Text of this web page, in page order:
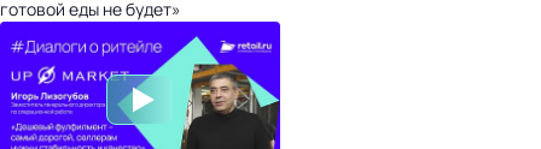
готовой еды не будет»